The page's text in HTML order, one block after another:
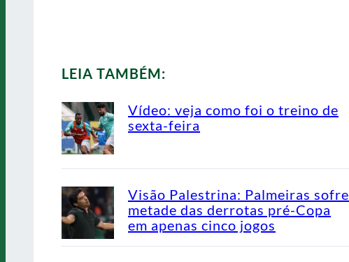
LEIA TAMBÉM:
Vídeo: veja como foi o treino de
sexta-feira
Visão Palestrina: Palmeiras sofre
metade das derrotas pré-Copa
em apenas cinco jogos